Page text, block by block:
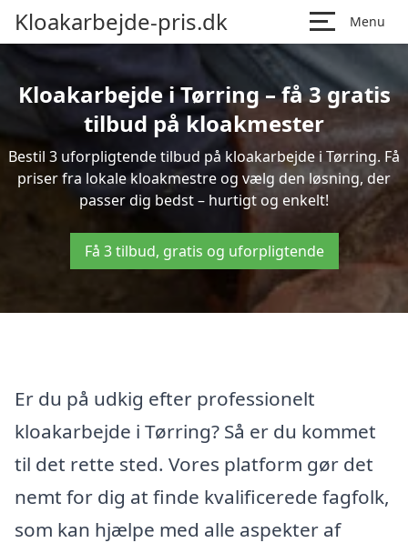
Kloakarbejde-pris.dk Menu
Kloakarbejde i Tørring – få 3 gratis
tilbud på kloakmester
Bestil 3 uforpligtende tilbud på kloakarbejde i Tørring. Få
priser fra lokale kloakmestre og vælg den løsning, der
passer dig bedst – hurtigt og enkelt!
Få 3 tilbud, gratis og uforpligtende
Er du på udkig efter professionelt
kloakarbejde i Tørring? Så er du kommet
til det rette sted. Vores platform gør det
nemt for dig at finde kvalificerede fagfolk,
som kan hjælpe med alle aspekter af